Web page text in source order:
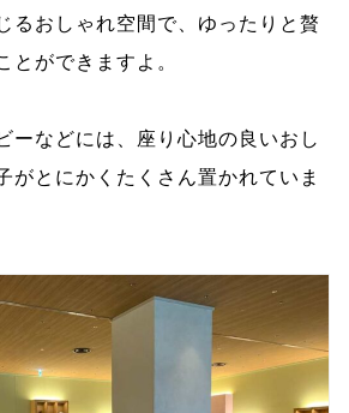
るおしゃれ空間で、ゆったりと贅
とができますよ。
ーなどには、座り心地の良いおし
がとにかくたくさん置かれていま